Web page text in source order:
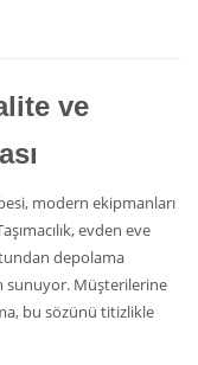
ve
modern ekipmanları
evden eve
depolama
sunuyor. Müşterilerine
bu sözünü titizlikle